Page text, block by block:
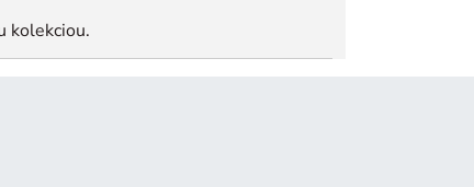
kolekciou.